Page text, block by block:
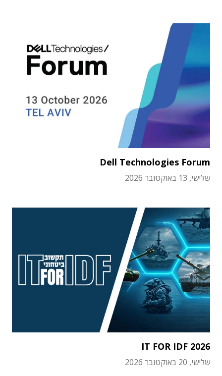
Dell Technologies Forum
שלישי, 13 באוקטובר 2026
IT FOR IDF 2026
שלישי, 20 באוקטובר 2026